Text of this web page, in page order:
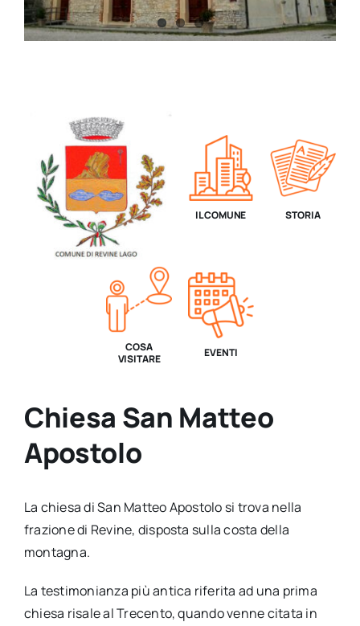
IL COMUNE STORIA
COSA
VISITARE
EVENTI
Chiesa San Matteo
Apostolo
La chiesa di San Matteo Apostolo si trova nella
frazione di Revine, disposta sulla costa della
montagna.
La testimonianza più antica riferita ad una prima
chiesa risale al Trecento, quando venne citata in